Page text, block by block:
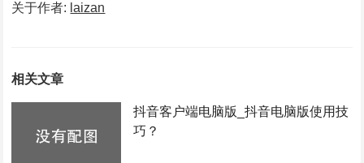
关于作者: laizan
相关文章
抖音客户端电脑版_抖音电脑版使用技
巧？